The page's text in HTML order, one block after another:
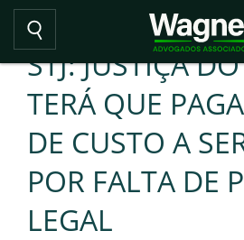
STJ: JUSTIÇA
TERÁ QUE
DE CUSTO A
POR FALTA DE
LEGAL